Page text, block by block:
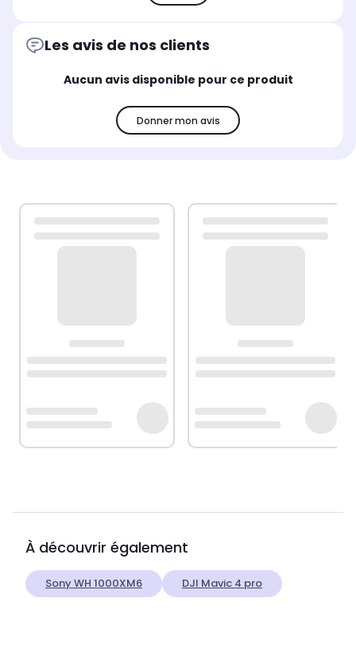
Les avis de nos clients
Aucun avis disponible pour ce produit
Donner mon avis
À découvrir également
Sony WH 1000XM6 DJI Mavic 4 pro